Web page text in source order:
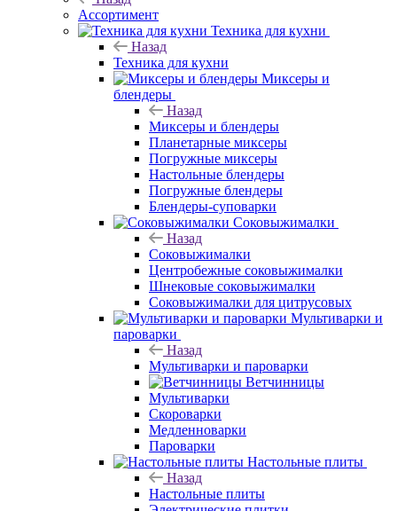
Ассортимент
Техника для кухни
Назад
Техника для кухни
Миксеры и
блендеры
Назад
Миксеры и блендеры
Планетарные миксеры
Погружные миксеры
Настольные блендеры
Погружные блендеры
Блендеры-суповарки
Соковыжималки
Назад
Соковыжималки
Центробежные соковыжималки
Шнековые соковыжималки
Соковыжималки для цитрусовых
Мультиварки и
пароварки
Назад
Мультиварки и пароварки
Ветчинницы
Мультиварки
Скороварки
Медленноварки
Пароварки
Настольные плиты
Назад
Настольные плиты